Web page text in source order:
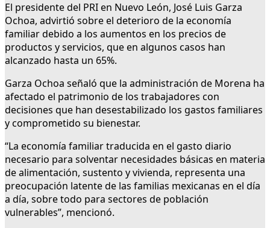
El presidente del PRI en Nuevo León, José Luis Garza
Ochoa, advirtió sobre el deterioro de la economía
familiar debido a los aumentos en los precios de
productos y servicios, que en algunos casos han
alcanzado hasta un 65%.
Garza Ochoa señaló que la administración de Morena ha
afectado el patrimonio de los trabajadores con
decisiones que han desestabilizado los gastos familiares
y comprometido su bienestar.
“La economía familiar traducida en el gasto diario
necesario para solventar necesidades básicas en materia
de alimentación, sustento y vivienda, representa una
preocupación latente de las familias mexicanas en el día
a día, sobre todo para sectores de población
vulnerables”, mencionó.